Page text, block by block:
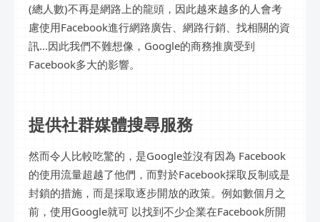
(總人數)不再是網路上的龍頭，因此越來越多的人會考
慮使用Facebook進行網路廣告、網路行銷、找相關的資
訊...因此我們不難想像，Google的商務推廣受到
Facebook多大的影響。
提供社群媒體搜尋服務
然而令人比較吃驚的，是Google並沒有因為 Facebook
的使用流量超越了他們，而對於Facebook採取反制或是
封鎖的措施，而是採取逐步開放的政策。例如數個月之
前，使用Google就可 以找到不少企業在Facebook所開